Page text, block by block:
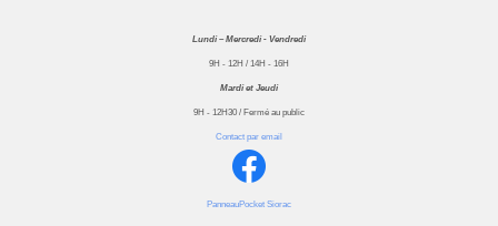
Lundi – Mercredi - Vendredi
9H - 12H / 14H - 16H
Mardi et Jeudi
9H - 12H30 / Fermé au public
Contact par email
PanneauPocket Siorac